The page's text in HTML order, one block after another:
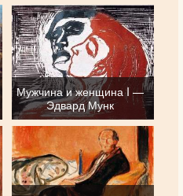
Мужчина и женщина I —
Эдвард Мунк